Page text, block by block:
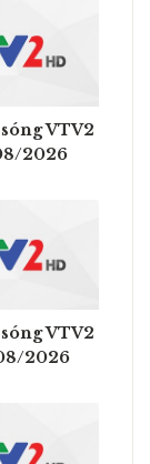
VTV2
2026
VTV2
2026